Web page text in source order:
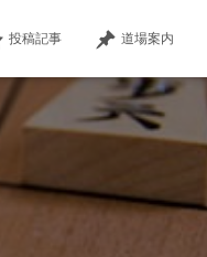
投稿記事 道場案内